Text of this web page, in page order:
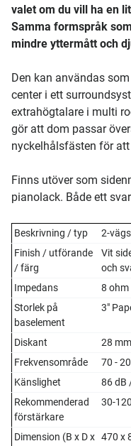
valet om du vill ha en
Samma formspråk
mindre yttermått och
Den kan användas
center i ett
extrahögtalare i multi
gör att dom passar
nyckelhålsfästen för
Finns utöver som
pianolack. Både ett
Beskrivning / typ
2-
Finish / utförande
/ färg
Vit
och
Impedans
8 ohm
Storlek på
baselement
3"
Diskant
28
Frekvensområde
70 -
Känslighet
86 dB
Rekommenderad
förstärkare
30-
Dimension (B x D x 470 x